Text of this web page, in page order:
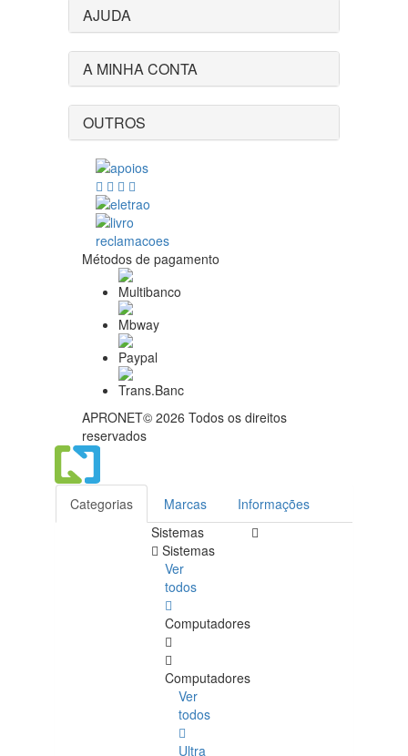
AJUDA
A MINHA CONTA
OUTROS
Métodos de pagamento
APRONET© 2026 Todos os direitos
reservados
Categorias Marcas
Informações
Sistemas
Sistemas
Ver
todos
Computadores
Computadores
Ver
todos
Ultra